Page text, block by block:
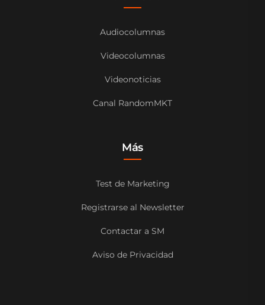
Audiocolumnas
Videocolumnas
Videonoticias
Canal RandomMKT
Más
Test de Marketing
Registrarse al Newsletter
Contactar a SM
Aviso de Privacidad